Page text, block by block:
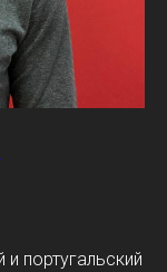
португальский